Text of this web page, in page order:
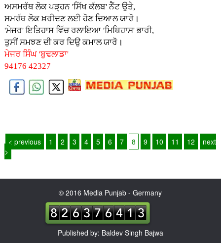
ਅਸਮਰੱਥ ਲੋਕ ਪੜ੍ਹਨ 'ਸਿੱਖ ਕੱਲਬ' ਨੈੱਟ ਉਤੇ,
ਸਮਰੱਥ ਲੋਕ ਖ਼ਰੀਦਣ ਲਈ ਹੋਣ ਦਿਆਲ ਯਾਰੋ।
'ਮੇਜਰ' ਇਤਿਹਾਸ ਵਿੱਚ ਰਲਾਇਆ 'ਮਿਥਿਹਾਸ' ਭਾਰੀ,
ਤੁਸੀਂ ਸਮਝਣ ਦੀ ਕਰ ਦਿਉ ਕਮਾਲ ਯਾਰੋ।
ਮੇਜਰ ਸਿੰਘ 'ਬੁਢਲਾਡਾ'
94176 42327
< previous 1 2 3 4 5 6 7 8 9 10 11 12
next
>
© 2016 Media Punjab - Germany
Published by: Baldev Singh Bajwa